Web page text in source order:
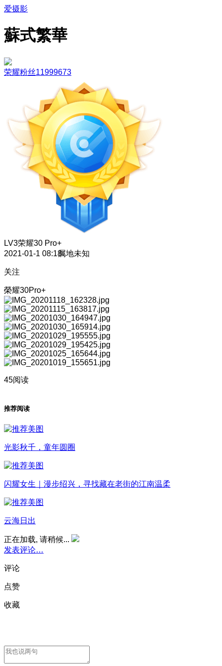
爱摄影
蘇式繁華
荣耀粉丝11999673
LV3荣耀30 Pro+
2021-01-1 08:18属地未知
关注
榮耀30Pro+
45阅读
推荐阅读
光影秋千，童年圆圈
闪耀女生｜漫步绍兴，寻找藏在老街的江南温柔
云海日出
正在加载, 请稍候...
发表评论…
评论
点赞
收藏